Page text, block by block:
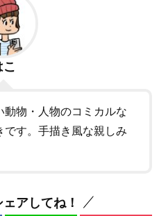
こ
動物・人物のコミカルな
す。手描き風な親しみ
アしてね！